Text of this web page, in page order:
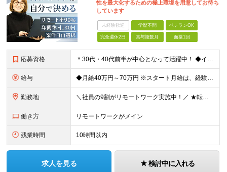
性を最大化するための極上環境を用意してお待ち
しています
未経験歓迎 学歴不問 ベテランOK
完全週休2日 賞与複数月 面接1回
応募資格 ＊30代・40代前半が中心となって活躍中！ ◆インフラ（サーバー・ネットワーク・クラウド等）の設計、構築、テストいずれかの実務経験3年以上 ◆学歴不問 ★求める人物像： ◎他責ではなく、自身のキャ
給与 ◆月給40万円～70万円 ※スタート月給は、経験・能力・前職の給与等を考慮の上で決定いたします。 ※上記金額には残業の有無に関わらず、 月30時間分の固定残業代（7万6,000円～13万3,000円
勤務地 ＼社員の9割がリモートワーク実施中！／ ★転勤ナシ！ ★UIターン歓迎！ 関東、関西、東海、九州・中国エリアの各プロジェクト先から希望を優先して決定。 ※リモート案件も多数あり！ ◆関東エリア
働き方 リモートワークがメイン
残業時間 10時間以内
求人を見る 検討中に入れる